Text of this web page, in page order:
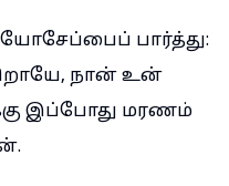
பார்த்து:
நான் உன்
இப்போது மரணம்